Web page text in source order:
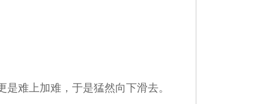
难上加难，于是猛然向下滑去。